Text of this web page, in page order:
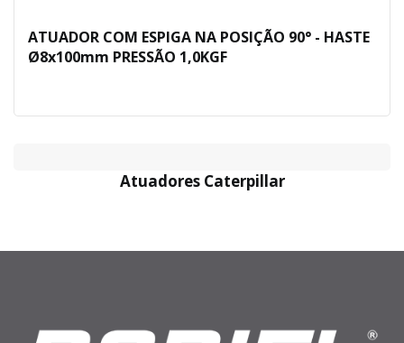
ATUADOR COM ESPIGA NA POSIÇÃO 90° - HASTE
Ø8x100mm PRESSÃO 1,0KGF
Atuadores Caterpillar